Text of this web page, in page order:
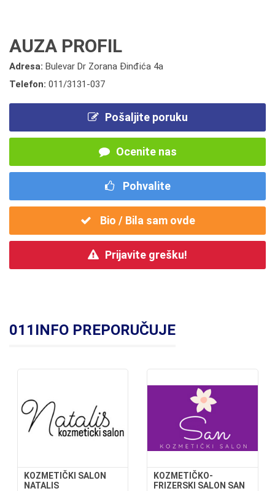
AUZA PROFIL
Adresa: Bulevar Dr Zorana Đinđića 4a
Telefon: 011/3131-037
Pošaljite poruku
Ocenite nas
Pohvalite
Bio / Bila sam ovde
Prijavite grešku!
011INFO PREPORUČUJE
KOZMETIČKI SALON
NATALIS
KOZMETIČKO-
FRIZERSKI SALON SAN